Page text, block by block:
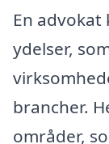
En
ydelser,
brancher.
områder,